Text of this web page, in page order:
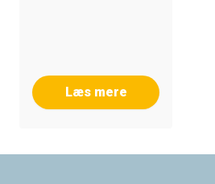
Læs mere